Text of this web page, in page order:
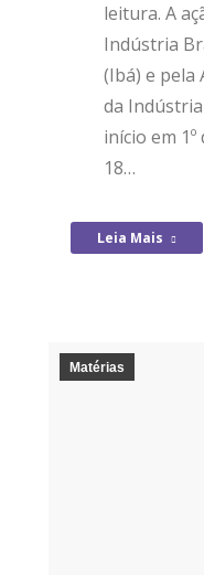
leitura. A
Indústria
(Ibá) e pela
da
início em
18…
Leia Mais
Matérias